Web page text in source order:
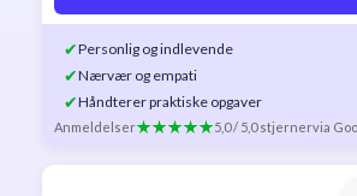
✔Personlig og indlevende
✔Nærvær og empati
✔Håndterer praktiske opgaver
Anmeldelser 5,0 / 5,0 stjernervia